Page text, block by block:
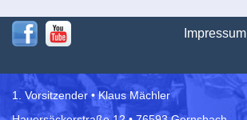
Impressum
1. Vorsitzender • Klaus Mächler